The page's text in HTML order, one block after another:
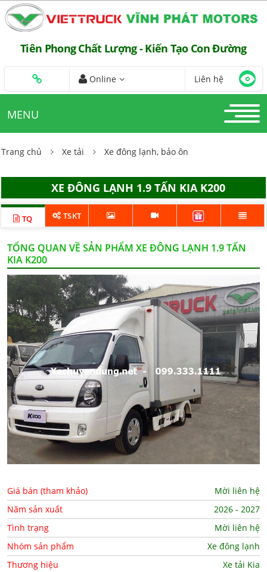
Tiên Phong Chất Lượng - Kiến Tạo Con Đường
Online Liên hệ
MENU
Trang chủ Xe tải Xe đông lạnh, bảo ôn
XE ĐÔNG LẠNH 1.9 TẤN KIA K200
TQ TSKT
TỔNG QUAN VỀ SẢN PHẨM XE ĐÔNG LẠNH 1.9 TẤN
KIA K200
Giá bán (tham khảo)
Mời liên hệ
Năm sản xuất
2026 - 2027
Tình trạng
Mời liên hệ
Nhóm sản phẩm
Xe đông lạnh
Thương hiệu
Xe tải Kia